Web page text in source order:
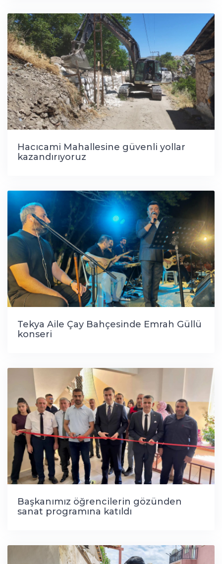
Hacıcami Mahallesine güvenli yollar
kazandırıyoruz
Tekya Aile Çay Bahçesinde Emrah Güllü
konseri
Başkanımız öğrencilerin gözünden
sanat programına katıldı